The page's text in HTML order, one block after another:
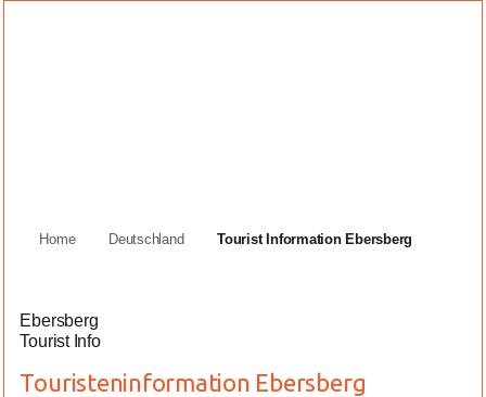
Home Deutschland Tourist Information Ebersberg
Ebersberg
Tourist Info
Touristeninformation Ebersberg